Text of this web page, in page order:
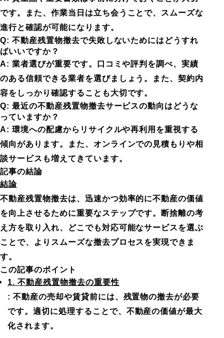
です。また、作業当日は立ち会うことで、スムーズな
進行と確認が可能になります。
Q: 不動産残置物撤去で失敗しないためにはどうすれ
ばいいですか？
A: 業者選びが重要です。口コミや評判を調べ、実績
のある信頼できる業者を選びましょう。また、契約内
容をしっかり確認することも大切です。
Q: 最近の不動産残置物撤去サービスの動向はどうな
っていますか？
A: 環境への配慮からリサイクルや再利用を重視する
傾向があります。また、オンラインでの見積もりや相
談サービスも増えてきています。
記事の結論
結論
不動産残置物撤去は、迅速かつ効率的に不動産の価値
を向上させるために重要なステップです。断捨離の考
え方を取り入れ、どこでも対応可能なサービスを選ぶ
ことで、よりスムーズな撤去プロセスを実現できま
す。
この記事のポイント
1. 不動産残置物撤去の重要性
: 不動産の売却や賃貸前には、残置物の撤去が必要
です。適切に処理することで、不動産の価値が最大
化されます。